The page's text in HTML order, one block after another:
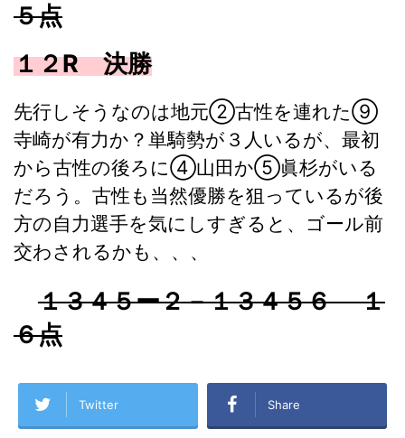
５点
１２R 決勝
先行しそうなのは地元②古性を連れた⑨
寺崎が有力か？単騎勢が３人いるが、最初
から古性の後ろに④山田か⑤眞杉がいる
だろう。古性も当然優勝を狙っているが後
方の自力選手を気にしすぎると、ゴール前
交わされるかも、、、
１３４５ー２－１３４５６ １
６点
Twitter Share